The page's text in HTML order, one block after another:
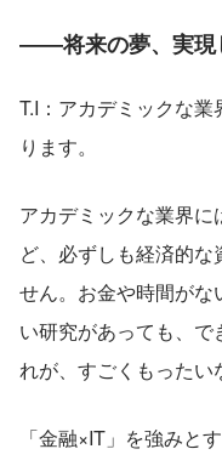
――将来の夢、実現
T.I：アカデミックな
ります。
アカデミックな業界
ど、必ずしも経済的
せん。お金や時間がな
い研究があっても、
れが、すごくもったい
「金融×IT」を強みと